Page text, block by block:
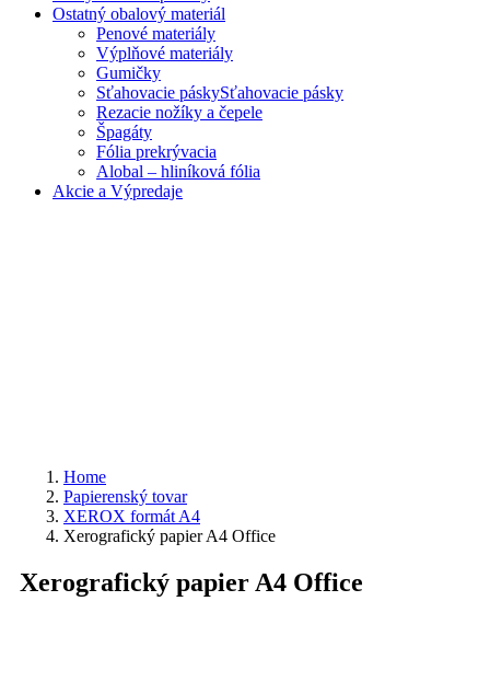
Ostatný obalový materiál
Penové materiály
Výplňové materiály
Gumičky
Sťahovacie páskySťahovacie pásky
Rezacie nožíky a čepele
Špagáty
Fólia prekrývacia
Alobal – hliníková fólia
Akcie a Výpredaje
Home
Papierenský tovar
XEROX formát A4
Xerografický papier A4 Office
Xerografický papier A4 Office